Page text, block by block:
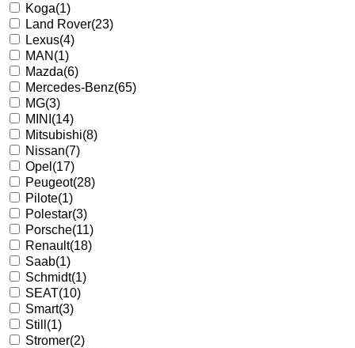
Koga(1)
Land Rover(23)
Lexus(4)
MAN (1)
Mazda(6)
Mercedes-Benz(65)
MG(3)
MINI (14)
Mitsubishi(8)
Nissan(7)
Opel (17)
Peugeot(28)
Pilote(1)
Polestar(3)
Porsche(11)
Renault(18)
Saab(1)
Schmidt(1)
SEAT(10)
Smart(3)
Still (1)
Stromer(2)